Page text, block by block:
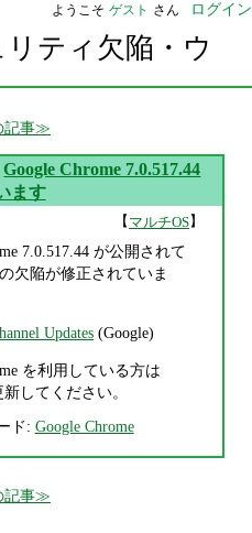
ようこそ ゲスト さん ログイン
ティ欠陥・ウ
記事
Google Chrome 7.0.517.44
ます
【マルチOS】
7.0.517.44 が公開されて
欠陥が修正されていま
Updates (Google)
を利用している方は
してください。
ド: Google Chrome
記事